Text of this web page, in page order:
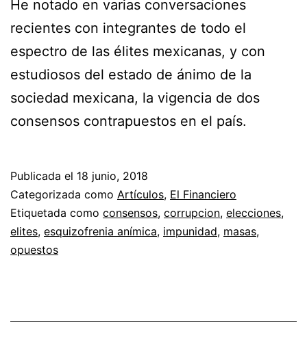
He notado en varias conversaciones
recientes con integrantes de todo el
espectro de las élites mexicanas, y con
estudiosos del estado de ánimo de la
sociedad mexicana, la vigencia de dos
consensos contrapuestos en el país.
Publicada el 18 junio, 2018
Categorizada como Artículos, El Financiero
Etiquetada como consensos, corrupcion, elecciones,
elites, esquizofrenia anímica, impunidad, masas,
opuestos